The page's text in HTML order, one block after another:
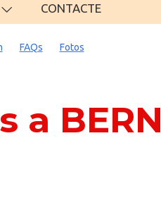
CONTACTE
FAQs Fotos
a BERN